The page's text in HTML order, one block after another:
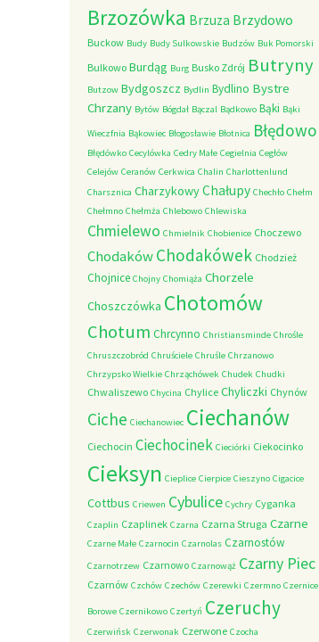
Brzozówka Brzuza Brzydowo
Buckow Budy Budy Sulkowskie Budzów Buk Pomorski
Bulkowo Burdąg Burg Busko Zdrój Butryny
Butzow Bydgoszcz Bydlin Bydlino Bystre
Chrzany Bytów Bógdał Bączal Bądkowo Bąki Bąki
Wieczfnia Bąkowiec Błogosławie Błotnica Błędowo
Błędówko Cecylówka Cedry Małe Cegielnia Cegłów
Celejów Ceranów Cerkwica Chalin Charlottenlund
Charsznica CharzykowyChałupy Chechło Chełm
Chełmno Chełmża Chlebowo Chlewiska
Chmielewo Chmielnik Chobienice Choczewo
ChodakówChodakówek Chodzież
Chojnice Chojny Chomiąża Chorzele
Choszczówka Chotomów
Chotum Chrcynno Christiansminde Chrośle
Chruszczobród Chruściele Chruśle Chrzanowo
Chrzypsko Wielkie Chrząchówek Chudek Chudki
Chwaliszewo Chycina Chylice Chyliczki Chynów
Ciche Ciechanowiec Ciechanów
Ciechocin Ciechocinek Cieciórki Ciekocinko
Cieksyn Cieplice Cierpice Cieszyno Cigacice
Cottbus Criewen Cybulice Cychry Cyganka
Czaplin Czaplinek Czarna Czarna Struga Czarne
Czarne Małe Czarnocin Czarnolas Czarnostów
Czarnotrzew Czarnowo Czarnowąż Czarny Piec
Czarnów Czchów Czechów Czerewki Czermno Czernice
Borowe Czernikowo Czertyń Czeruchy
Czerwińsk Czerwonak Czerwone Czocha